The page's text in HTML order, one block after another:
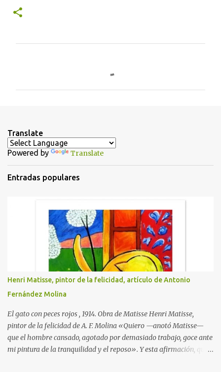
a
r
o
Translate
Powered by Translate
Entradas populares
Henri Matisse, pintor de la felicidad, artículo de Antonio
Fernández Molina
El gato con peces rojos , 1914. Obra de Matisse Henri Matisse,
pintor de la felicidad de A. F. Molina «Quiero —anotó Matisse—
que el hombre cansado, agotado por demasiado trabajo, goce ante
mi pintura de la tranquilidad y el reposo». Y esta afirmación, que